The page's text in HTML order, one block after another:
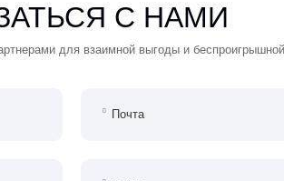
С НАМИ
для взаимной выгоды и
Почта